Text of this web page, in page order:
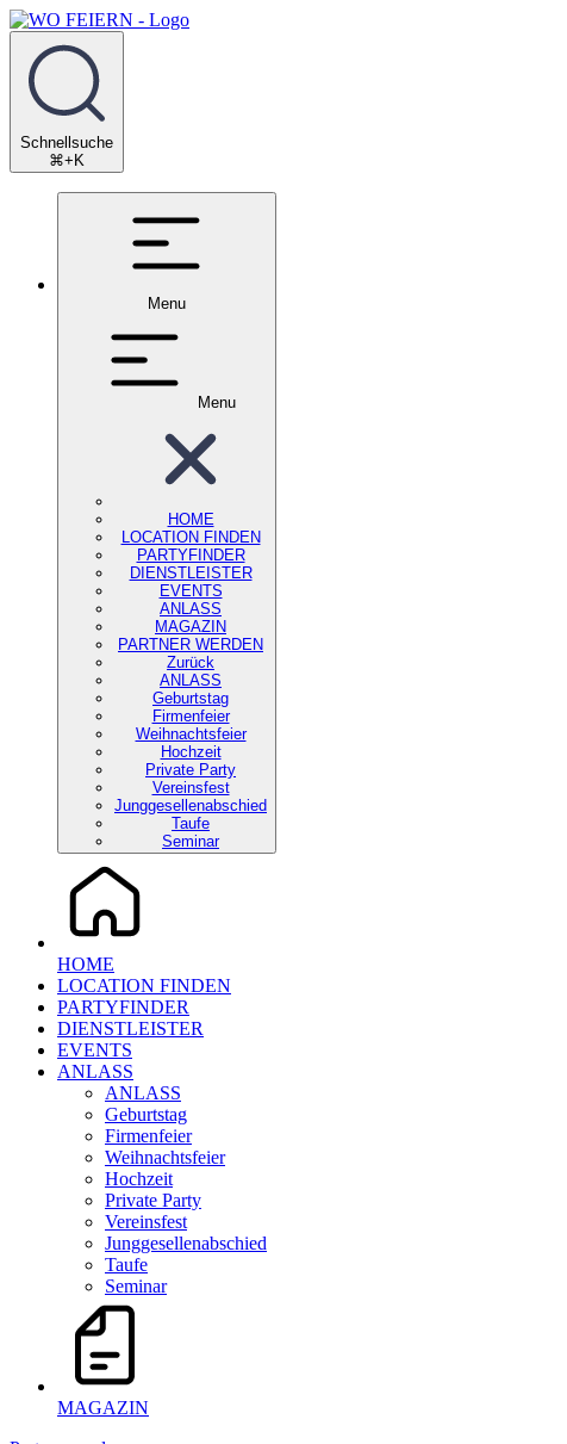
Schnellsuche
⌘+K
Menu
Menu
HOME
LOCATION FINDEN
PARTYFINDER
DIENSTLEISTER
EVENTS
ANLASS
MAGAZIN
PARTNER WERDEN
Zurück
ANLASS
Geburtstag
Firmenfeier
Weihnachtsfeier
Hochzeit
Private Party
Vereinsfest
Junggesellenabschied
Taufe
Seminar
HOME
LOCATION FINDEN
PARTYFINDER
DIENSTLEISTER
EVENTS
ANLASS
ANLASS
Geburtstag
Firmenfeier
Weihnachtsfeier
Hochzeit
Private Party
Vereinsfest
Junggesellenabschied
Taufe
Seminar
MAGAZIN